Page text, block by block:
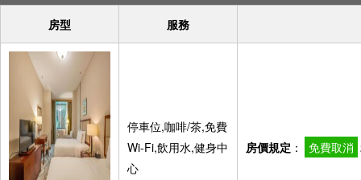
房型 服務
停車位,咖啡/茶,免費
Wi-Fi,飲用水,健身中
心
房價規定 ： 免費取消